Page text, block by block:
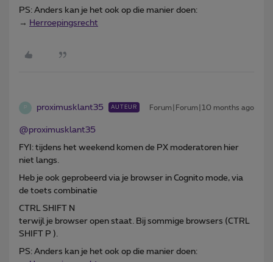
PS: Anders kan je het ook op die manier doen:
→ Herroepingsrecht
P proximusklant35 AUTEUR Forum|Forum|10 months ago
@proximusklant35
FYI: tijdens het weekend komen de PX moderatoren hier
niet langs.
Heb je ook geprobeerd via je browser in Cognito mode, via
de toets combinatie
CTRL SHIFT N
terwijl je browser open staat. Bij sommige browsers (CTRL
SHIFT P ).
PS: Anders kan je het ook op die manier doen: